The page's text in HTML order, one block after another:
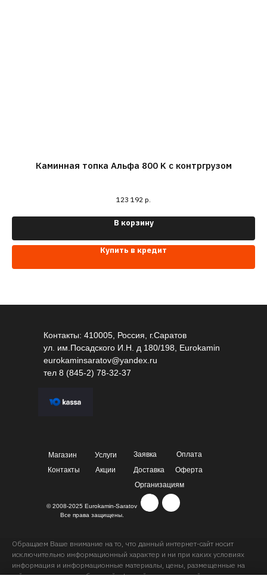
Каминная топка Альфа 800 K с контргрузом
123 192 р.
В корзину
Купить в кредит
Контакты: 410005, Россия, г.Саратов
ул. им.Посадского И.Н. д 180/198, Eurokamin
eurokaminsaratov@yandex.ru
тел 8 (845-2) 78-32-37
Магазин
© 2008-2025 Eurokamin-Saratov
Все права защищены.
Услуги Заявка
Оплата
Акции
Контакты Доставка
Оферта
Организациям
Обращаем Ваше внимание на то, что данный интернет-сайт носит
исключительно информационный характер и ни при каких условиях
информация и информационные материалы, цены, размещенные на
сайте, не являются публичной офертой, определяемой положениями